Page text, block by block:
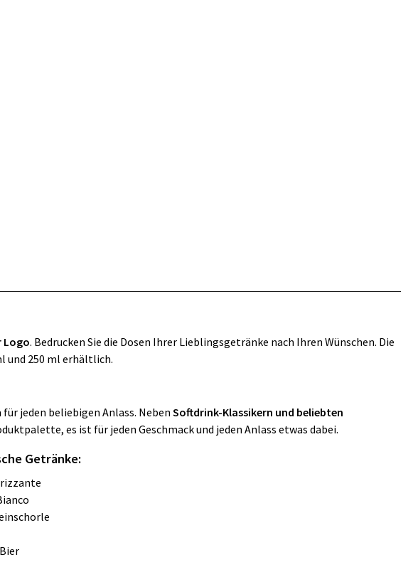
Logo. Bedrucken Sie die Dosen Ihrer Lieblingsgetränke nach Ihren Wünschen. Die
und 250 ml erhältlich.
jeden beliebigen Anlass. Neben Softdrink-Klassikern und beliebten
es ist für jeden Geschmack und jeden Anlass etwas dabei.
Getränke: